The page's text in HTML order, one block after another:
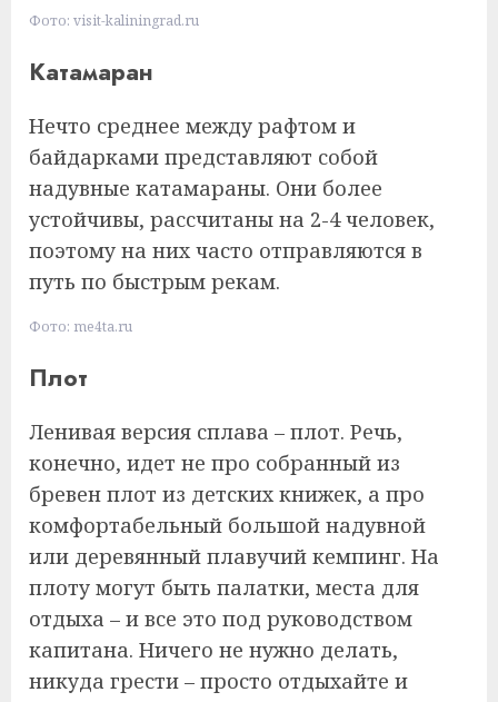
Фото: visit-kaliningrad.ru
Катамаран
Нечто среднее между рафтом и
байдарками представляют собой
надувные катамараны. Они более
устойчивы, рассчитаны на 2-4 человек,
поэтому на них часто отправляются в
путь по быстрым рекам.
Фото: me4ta.ru
Плот
Ленивая версия сплава – плот. Речь,
конечно, идет не про собранный из
бревен плот из детских книжек, а про
комфортабельный большой надувной
или деревянный плавучий кемпинг. На
плоту могут быть палатки, места для
отдыха – и все это под руководством
капитана. Ничего не нужно делать,
никуда грести – просто отдыхайте и